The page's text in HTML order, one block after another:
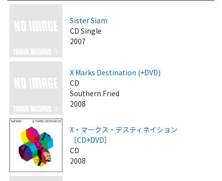
Sister Siam
CD Single
2007
X Marks Destination (+DVD)
CD
Southern Fried
2008
X・マークス・デスティネイション
［CD+DVD］
CD
2008